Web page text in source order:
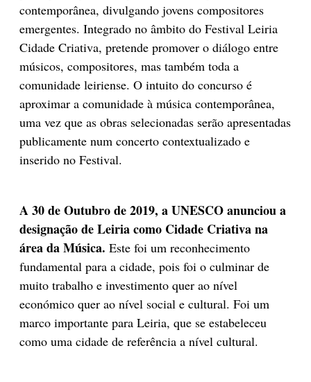
contemporânea, divulgando jovens compositores
emergentes. Integrado no âmbito do Festival Leiria
Cidade Criativa, pretende promover o diálogo entre
músicos, compositores, mas também toda a
comunidade leiriense. O intuito do concurso é
aproximar a comunidade à música contemporânea,
uma vez que as obras selecionadas serão apresentadas
publicamente num concerto contextualizado e
inserido no Festival.
A 30 de Outubro de 2019, a UNESCO anunciou a
designação de Leiria como Cidade Criativa na
área da Música. Este foi um reconhecimento
fundamental para a cidade, pois foi o culminar de
muito trabalho e investimento quer ao nível
económico quer ao nível social e cultural. Foi um
marco importante para Leiria, que se estabeleceu
como uma cidade de referência a nível cultural.